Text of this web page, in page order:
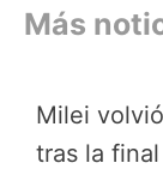
Más
Milei
tras la